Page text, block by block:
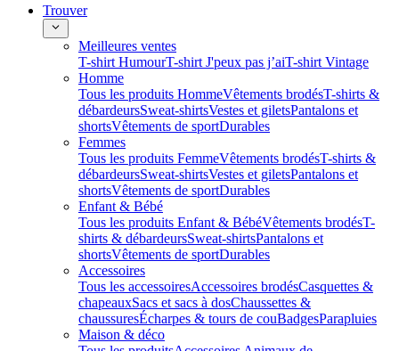
Trouver
Meilleures ventes
T-shirt HumourT-shirt J'peux pas j’aiT-shirt Vintage
Homme
Tous les produits HommeVêtements brodésT-shirts &
débardeursSweat-shirtsVestes et giletsPantalons et
shortsVêtements de sportDurables
Femmes
Tous les produits FemmeVêtements brodésT-shirts &
débardeursSweat-shirtsVestes et giletsPantalons et
shortsVêtements de sportDurables
Enfant & Bébé
Tous les produits Enfant & BébéVêtements brodésT-
shirts & débardeursSweat-shirtsPantalons et
shortsVêtements de sportDurables
Accessoires
Tous les accessoiresAccessoires brodésCasquettes &
chapeauxSacs et sacs à dosChaussettes &
chaussuresÉcharpes & tours de couBadgesParapluies
Maison & déco